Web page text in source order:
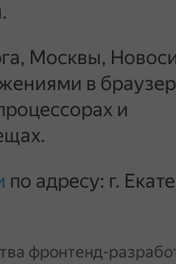
Москвы,
в
и
по адресу: г.
фронтенд-